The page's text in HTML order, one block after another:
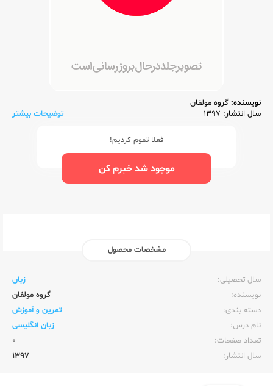
نویسنده: گروه مولفان
سال انتشار: 1397
توضیحات بیشتر
فعلا تموم کردیم!
موجود شد خبرم کن
مشخصات محصول
سال تحصیلی:‌
زبان
نویسنده:‌
گروه مولفان
دسته بندی:
تمرین و آموزش
نام درس:
زبان انگلیسی
تعداد صفحات:‌
0
سال انتشار:‌
1397